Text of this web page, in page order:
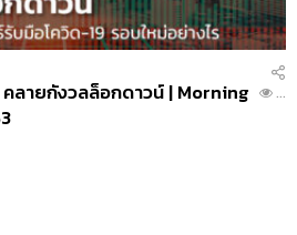
คลายกังวลล็อกดาวน์ | Morning
...